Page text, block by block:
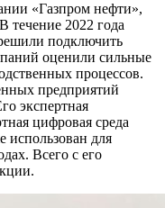
«Газпром нефти»,
течение 2022 года
подключить
оценили сильные
процессов.
предприятий
экспертная
цифровая среда
использован для
Всего с его